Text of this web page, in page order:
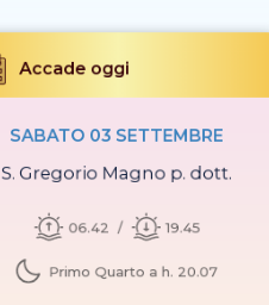
Accade oggi
SABATO 03 SETTEMBRE
S. Gregorio Magno p. dott.
06.42 19.45
Primo Quarto a h. 20.07